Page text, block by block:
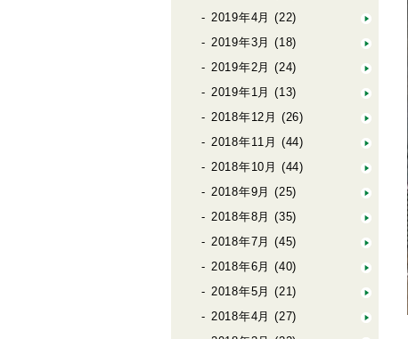
2019年4月 (22)
2019年3月 (18)
2019年2月 (24)
2019年1月 (13)
2018年12月 (26)
2018年11月 (44)
2018年10月 (44)
2018年9月 (25)
2018年8月 (35)
2018年7月 (45)
2018年6月 (40)
2018年5月 (21)
2018年4月 (27)